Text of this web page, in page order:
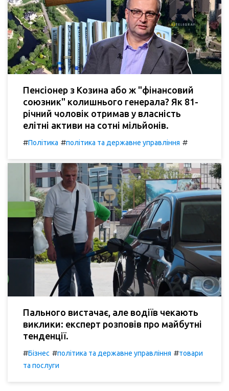
Пенсіонер з Козина або ж "фінансовий
союзник" колишнього генерала? Як 81-
річний чоловік отримав у власність
елітні активи на сотні мільйонів.
#Політика #політика та державне управління #
Пального вистачає, але водіїв чекають
виклики: експерт розповів про майбутні
тенденції.
#Бізнес #політика та державне управління #товари
та послуги